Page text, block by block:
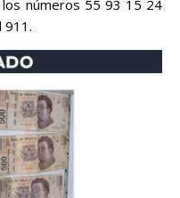
los números 55 93 15 24
911.